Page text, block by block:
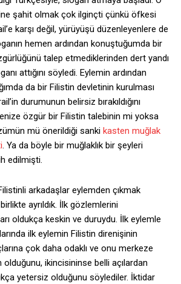
şahit olmak çok ilginçti çünkü öfkesi
karşı değil, yürüyüşü düzenleyenlere de
hemen ardından konuştuğumda bir
talep etmediklerinden dert yandı
attığını söyledi. Eylemin ardından
da bir Filistin devletinin kurulması
durumunun belirsiz bırakıldığını
özgür bir Filistin talebinin mi yoksa
mü önerildiği sanki kasten muğlak
. Ya da böyle bir muğlaklık bir şeyleri
edilmişti.
arkadaşlar eylemden çıkmak
ayrıldık. İlk gözlemlerini
oldukça keskin ve duruydu. İlk eylemle
ilk eylemin Filistin direnişinin
çok daha odaklı ve onu merkeze
ikincisininse belli açılardan
yetersiz olduğunu söylediler. İktidar